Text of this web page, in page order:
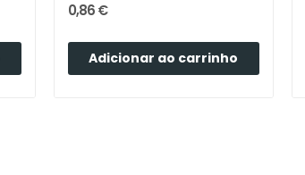
0,86 €
Adicionar ao carrinho